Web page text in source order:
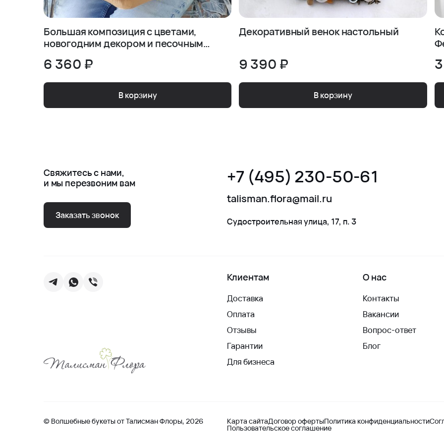
Большая композиция с цветами,
новогодним декором и песочным
6 360 ₽
В корзину
Декоративный венок настольный
9 390 ₽
В корзину
Свяжитесь с нами,
и мы перезвоним вам
Заказать звонок
+7 (495) 230-50-61
talisman.flora@mail.ru
Судостроительная улица, 17, п. 3
Клиентам
Доставка
Оплата
Отзывы
Гарантии
Для бизнеса
О нас
Контакты
Вакансии
Вопрос-ответ
Блог
© Волшебные букеты от Талисман Флоры, 2026 Карта сайтаДоговор офертыПолитика конфиденциальности
Пользовательское соглашение